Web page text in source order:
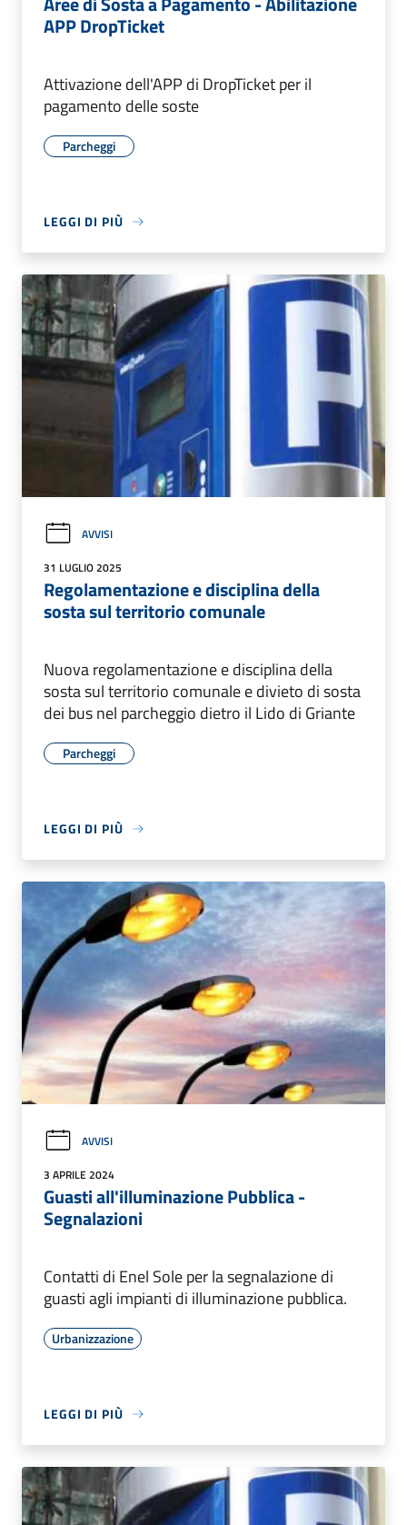
APP DropTicket
Attivazione dell'APP di DropTicket per il
pagamento delle soste
Parcheggi
LEGGI DI PIÙ
AVVISI
31 LUGLIO 2025
Regolamentazione e disciplina della
sosta sul territorio comunale
Nuova regolamentazione e disciplina della
sosta sul territorio comunale e divieto di sosta
dei bus nel parcheggio dietro il Lido di Griante
Parcheggi
LEGGI DI PIÙ
AVVISI
3 APRILE 2024
Guasti all'illuminazione Pubblica -
Segnalazioni
Contatti di Enel Sole per la segnalazione di
guasti agli impianti di illuminazione pubblica.
Urbanizzazione
LEGGI DI PIÙ